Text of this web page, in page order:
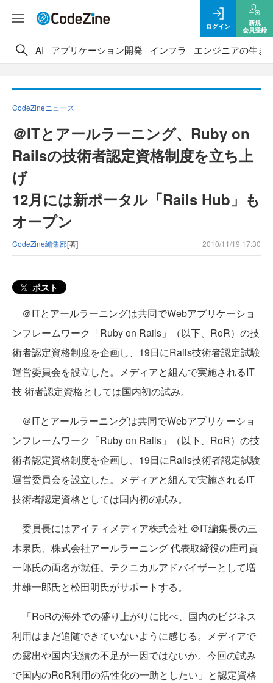
ログイン
新規
会員登録
AI アプリケーション開発 インフラ エンジニアの生き
CodeZineニュース
＠ITとアールラーニング、Ruby on
Railsの技術者認定資格制度を立ち上
げ
12月には新ポータル「Rails Hub」も
オープン
CodeZine編集部[著] 2010/11/19 17:30
ポスト
＠ITとアールラーニングは共同でWebアプリケーショ
ンフレームワーク「Ruby on Rails」（以下、RoR）の技
術者認定資格制度を企画し、19日にRails技術者認定試験
運営委員会を設立した。メディアと組んで実施されるIT
技 術者認定資格としては国内初の試み。
＠ITとアールラーニングは共同でWebアプリケーショ
ンフレームワーク「Ruby on Rails」（以下、RoR）の技
術者認定資格制度を企画し、19日にRails技術者認定試験
運営委員会を設立した。メディアと組んで実施されるIT
技術者認定資格としては国内初の試み。
委員長にはアイティメディア株式会社 ＠IT編集長の三
木泉氏、株式会社アールラーニング 代表取締役の庄司貢
一郎氏の両名が就任。テクニカルアドバイザーとして増
井雄一郎氏と松田明氏がサポートする。
「RoRの海外での盛り上がりに比べ、国内のビジネス
利用はまだ追随できていないように感じる。メディアで
の露出や国内実績の不足が一因ではないか。今回の試み
で国内のRoR利用の活性化の一助としたい」と認定資格